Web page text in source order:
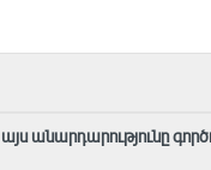
անարդարությունը